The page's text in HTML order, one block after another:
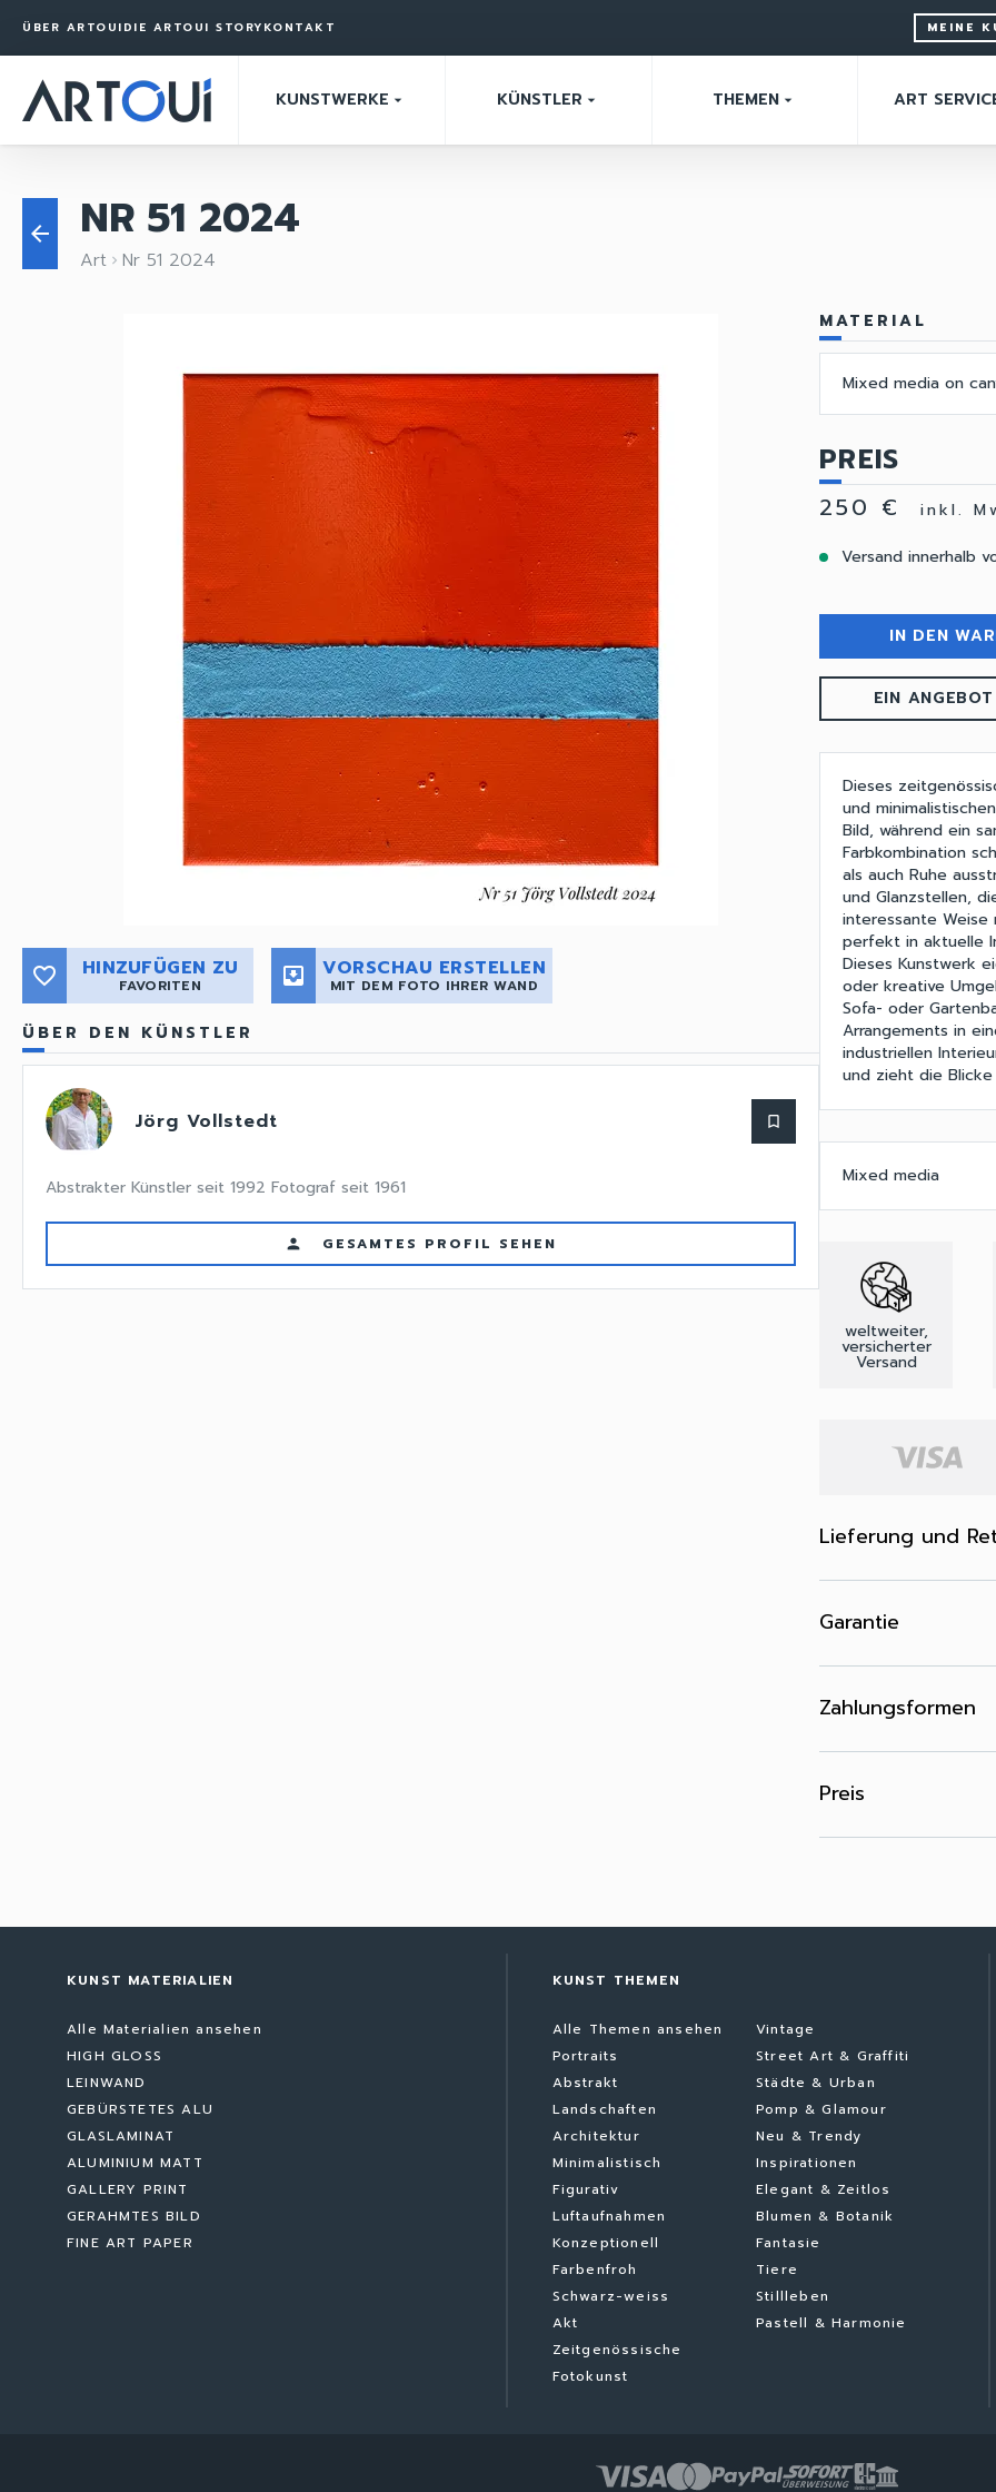
ÜBER ARTOUI DIE ARTOUI STORY KONTAKT MEINE
KUNSTWERKE arrow_drop_down KÜNSTLER arrow_drop_down THEMEN arrow_drop_down ART
arrow_back NR 51 2024
Art keyboard_arrow_right Nr 51 2024
favorite_border HINZUFÜGEN ZU
FAVORITEN move_to_inbox VORSCHAU ERSTELLEN
MIT DEM FOTO IHRER WAND
ÜBER DEN KÜNSTLER
Jörg Vollstedt bookmark_border
Abstrakter Künstler seit 1992 Fotograf seit 1961
person GESAMTES PROFIL SEHEN
MATERIAL
Mixed media on
PREIS
250 €
inkl.
Versand innerhalb
IN DEN
EIN
Dieses
und
Bild, während ein
Farbkombination
als auch Ruhe
und Glanzstellen,
interessante Weise
perfekt in aktuelle
Dieses Kunstwerk
oder kreative
Sofa- oder
Arrangements in
industriellen
und zieht die Blicke
Mixed media
weltweiter,
versicherter
Versand
Lieferung und
Garantie
Zahlungsformen
Preis
KUNST MATERIALIEN
Alle Materialien ansehen
HIGH GLOSS
LEINWAND
GEBÜRSTETES ALU
GLASLAMINAT
ALUMINIUM MATT
GALLERY PRINT
GERAHMTES BILD
FINE ART PAPER
KUNST THEMEN
Alle Themen ansehen
Portraits
Abstrakt
Landschaften
Architektur
Minimalistisch
Figurativ
Luftaufnahmen
Konzeptionell
Farbenfroh
Schwarz-weiss
Akt
Zeitgenössische
Fotokunst
Vintage
Street Art & Graffiti
Städte & Urban
Pomp & Glamour
Neu & Trendy
Inspirationen
Elegant & Zeitlos
Blumen & Botanik
Fantasie
Tiere
Stillleben
Pastell & Harmonie